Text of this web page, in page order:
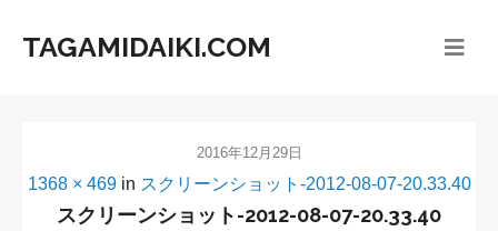
TAGAMIDAIKI.COM
2016年12月29日
1368 × 469in スクリーンショット-2012-08-07-20.33.40
スクリーンショット-2012-08-07-20.33.40